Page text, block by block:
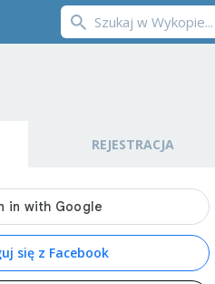
REJESTRACJA
się z Facebook